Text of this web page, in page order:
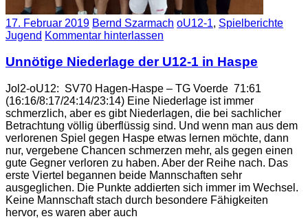
17. Februar 2019 Bernd Szarmach oU12-1, Spielberichte
Jugend Kommentar hinterlassen
Unnötige Niederlage der U12-1 in Haspe
Jol2-oU12: SV70 Hagen-Haspe – TG Voerde 71:61
(16:16/8:17/24:14/23:14) Eine Niederlage ist immer
schmerzlich, aber es gibt Niederlagen, die bei sachlicher
Betrachtung völlig überflüssig sind. Und wenn man aus dem
verlorenen Spiel gegen Haspe etwas lernen möchte, dann
nur, vergebene Chancen schmerzen mehr, als gegen einen
gute Gegner verloren zu haben. Aber der Reihe nach. Das
erste Viertel begannen beide Mannschaften sehr
ausgeglichen. Die Punkte addierten sich immer im Wechsel.
Keine Mannschaft stach durch besondere Fähigkeiten
hervor, es waren aber auch